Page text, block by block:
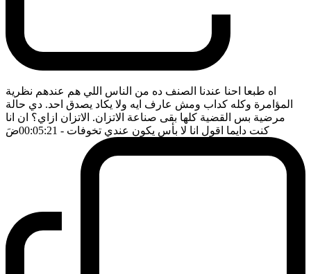
اه طبعا احنا عندنا الصنف ده من الناس اللي هم عندهم نظرية
المؤامرة وكله كداب ومش عارف ايه ولا يكاد يصدق احد. دي حالة
مرضية بس القضية كلها بقى صناعة الاتزان. الاتزان ازاي؟ ان انا
كنت دايما اقول انا لا بأس يكون عندي تخوفات - 00:05:21 ضَ